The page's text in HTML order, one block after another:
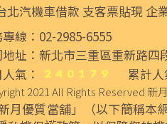
北汽機車借款 支客票貼現 企
線：02-2985-6555
址：新北市三重區重新路四
氣：
累計人
2021 All Rights Reserved新
月優質當舖」（以下簡稱